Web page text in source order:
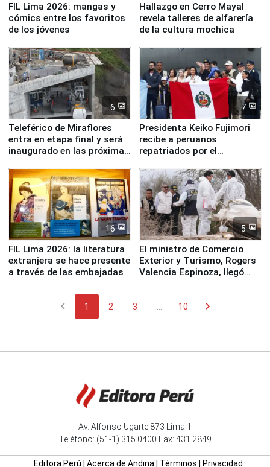
FIL Lima 2026: mangas y
cómics entre los favoritos
de los jóvenes
Hallazgo en Cerro Mayal
revela talleres de alfarería
de la cultura mochica
6
Teleférico de Miraflores
entra en etapa final y será
inaugurado en las próximas
7
Presidenta Keiko Fujimori
recibe a peruanos
repatriados por el
16
FIL Lima 2026: la literatura
extranjera se hace presente
a través de las embajadas
5
El ministro de Comercio
Exterior y Turismo, Rogers
Valencia Espinoza, llegó
chevron_left 1 2 3 10 chevron_right
Av. Alfonso Ugarte 873 Lima 1
Teléfono: (51-1) 315 0400 Fax: 431 2849
Editora Perú Acerca de Andina| Términos Privacidad